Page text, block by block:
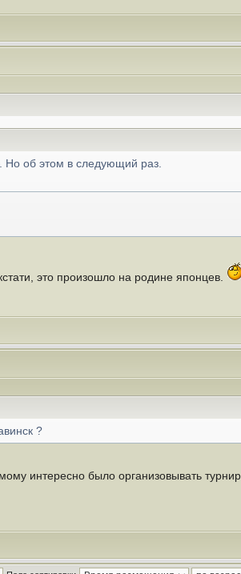
об этом в следующий раз.
это произошло на родине японцев.
?
интересно было организовывать